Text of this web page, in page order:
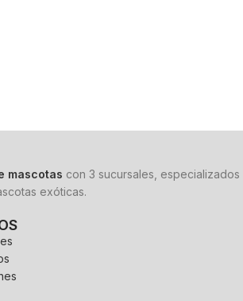
mascotas con 3 sucursales, especializados
exóticas.